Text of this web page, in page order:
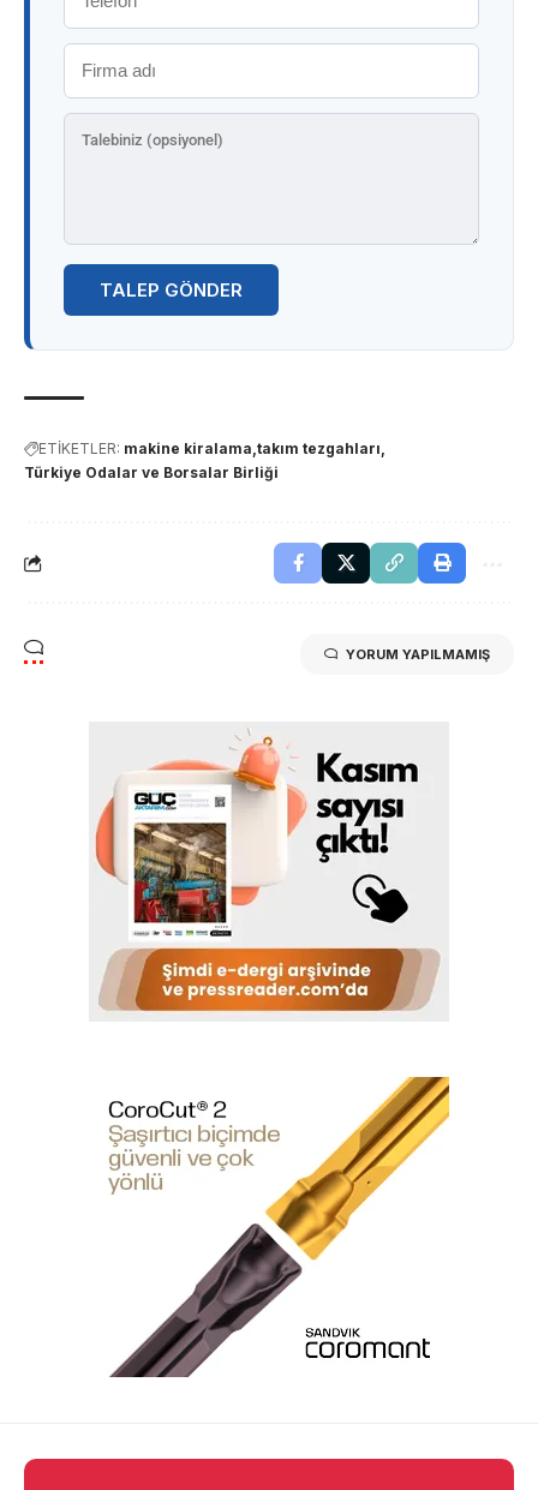
TALEP GÖNDER
ETİKETLER: makine kiralama takım tezgahları
Türkiye Odalar ve Borsalar Birliği
YORUM YAPILMAMIŞ